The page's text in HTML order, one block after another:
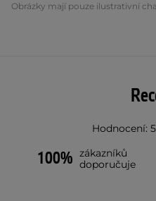
Obrázky mají pouze ilustrativní
Hodnocení: 5
100% zákazníků
doporučuje